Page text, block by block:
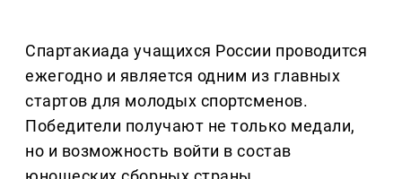
Спартакиада учащихся России проводится
ежегодно и является одним из главных
стартов для молодых спортсменов.
Победители получают не только медали,
но и возможность войти в состав